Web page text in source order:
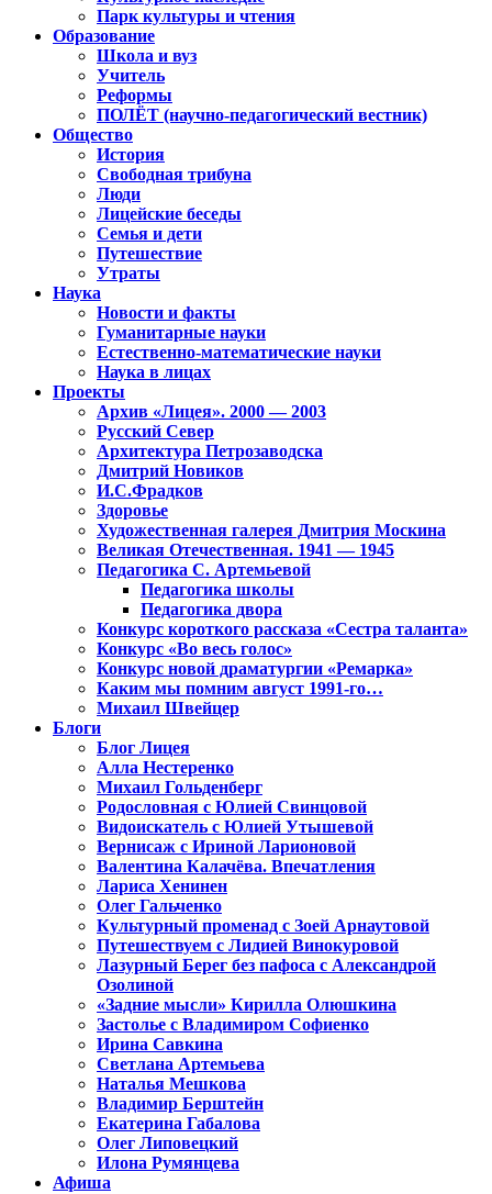
Парк культуры и чтения
Образование
Школа и вуз
Учитель
Реформы
ПОЛЁТ (научно-педагогический вестник)
Общество
История
Свободная трибуна
Люди
Лицейские беседы
Семья и дети
Путешествие
Утраты
Наука
Новости и факты
Гуманитарные науки
Естественно-математические науки
Наука в лицах
Проекты
Архив «Лицея». 2000 — 2003
Русский Север
Архитектура Петрозаводска
Дмитрий Новиков
И.С.Фрадков
Здоровье
Художественная галерея Дмитрия Москина
Великая Отечественная. 1941 — 1945
Педагогика С. Артемьевой
Педагогика школы
Педагогика двора
Конкурс короткого рассказа «Сестра таланта»
Конкурс «Во весь голос»
Конкурс новой драматургии «Ремарка»
Каким мы помним август 1991-го…
Михаил Швейцер
Блоги
Блог Лицея
Алла Нестеренко
Михаил Гольденберг
Родословная с Юлией Свинцовой
Видоискатель с Юлией Утышевой
Вернисаж с Ириной Ларионовой
Валентина Калачёва. Впечатления
Лариса Хенинен
Олег Гальченко
Культурный променад с Зоей Арнаутовой
Путешествуем с Лидией Винокуровой
Лазурный Берег без пафоса с Александрой
Озолиной
«Задние мысли» Кирилла Олюшкина
Застолье с Владимиром Софиенко
Ирина Савкина
Светлана Артемьева
Наталья Мешкова
Владимир Берштейн
Екатерина Габалова
Олег Липовецкий
Илона Румянцева
Афиша